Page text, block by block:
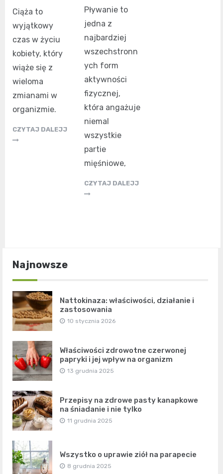
Ciąża to
wyjątkowy
czas w życiu
kobiety, który
wiąże się z
wieloma
zmianami w
organizmie.
CZYTAJ DALEJJ
Pływanie to
jedna z
najbardziej
wszechstronn
ych form
aktywności
fizycznej,
która angażuje
niemal
wszystkie
partie
mięśniowe,
CZYTAJ DALEJJ
Najnowsze
Nattokinaza: właściwości, działanie i
zastosowania
10 stycznia 2026
Właściwości zdrowotne czerwonej
papryki i jej wpływ na organizm
13 grudnia 2025
Przepisy na zdrowe pasty kanapkowe
na śniadanie i nie tylko
11 grudnia 2025
Wszystko o uprawie ziół na parapecie
8 grudnia 2025